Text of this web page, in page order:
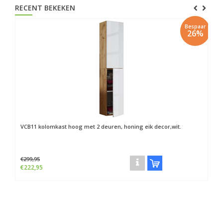
RECENT BEKEKEN
Bespaar
26%
VCB11 kolomkast hoog met 2 deuren, honing eik decor,wit.
€299,95
€222,95